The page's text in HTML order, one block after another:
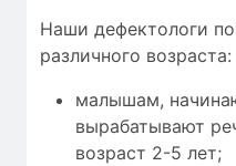
Наши дефектологи
различного возраста:
малышам,
вырабатывают
возраст 2-5 лет;